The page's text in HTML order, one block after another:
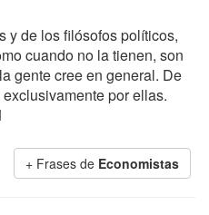
y de los filósofos políticos,
cuando no la tienen, son
gente cree en general. De
por ellas.
+ Frases de Economistas